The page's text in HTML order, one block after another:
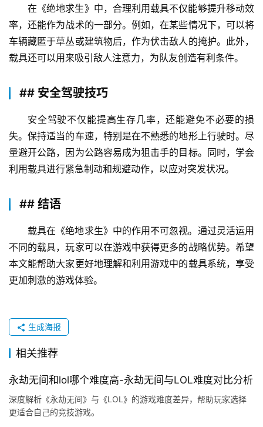
在《绝地求生》中，合理利用载具不仅能够提升移动效
率，还能作为战术的一部分。例如，在某些情况下，可以将
车辆藏匿于草丛或建筑物后，作为伏击敌人的掩护。此外，
载具还可以用来吸引敌人注意力，为队友创造有利条件。
## 安全驾驶技巧
安全驾驶不仅能提高生存几率，还能避免不必要的损
失。保持适当的车速，特别是在不熟悉的地形上行驶时。尽
量避开公路，因为公路容易成为狙击手的目标。同时，学会
利用载具进行紧急制动和规避动作，以应对突发状况。
## 结语
载具在《绝地求生》中的作用不可忽视。通过灵活运用
不同的载具，玩家可以在游戏中获得更多的战略优势。希望
本文能帮助大家更好地理解和利用游戏中的载具系统，享受
更加刺激的游戏体验。
生成海报
相关推荐
永劫无间和lol哪个难度高-永劫无间与LOL难度对比分析
深度解析《永劫无间》与《LOL》的游戏难度差异，帮助玩家选择
更适合自己的竞技游戏。